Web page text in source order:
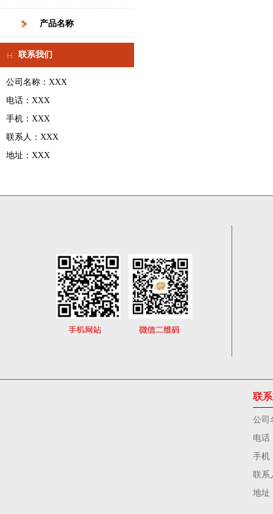
产品名称
联系我们
公司名称：XXX
电话：XXX
手机：XXX
联系人：XXX
地址：XXX
联
公司
电话
手机
联系
地址